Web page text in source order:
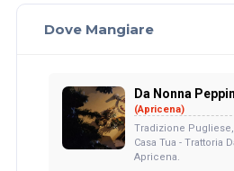
Dove Mangiare
Da Nonna
(Apricena)
Tradizione
Casa Tua - Trattoria
Apricena.